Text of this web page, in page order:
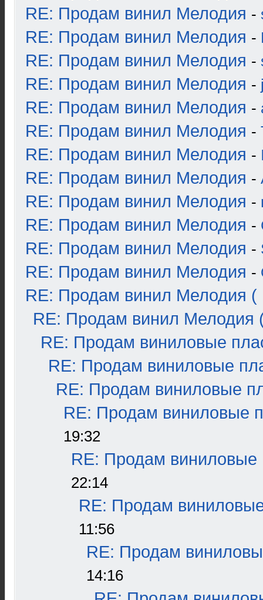
RE: Продам винил Мелодия -
RE: Продам винил Мелодия -
RE: Продам винил Мелодия -
RE: Продам винил Мелодия -
RE: Продам винил Мелодия -
RE: Продам винил Мелодия -
RE: Продам винил Мелодия -
RE: Продам винил Мелодия -
RE: Продам винил Мелодия -
RE: Продам винил Мелодия -
RE: Продам винил Мелодия -
RE: Продам винил Мелодия -
RE: Продам винил Мелодия (
RE: Продам винил Мелодия
RE: Продам виниловые
RE: Продам виниловые
RE: Продам виниловые
RE: Продам виниловые
19:32
RE: Продам виниловые
22:14
RE: Продам
11:56
RE: Продам
14:16